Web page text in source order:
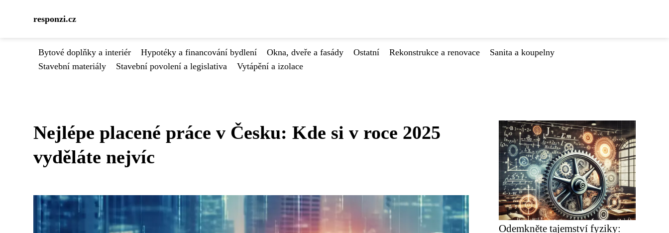
responzi.cz
Bytové doplňky a interiér Hypotéky a financování bydlení Okna, dveře a fasády Ostatní Rekonstrukce a renovace
Sanita a koupelny
Stavební materiály
Stavební povolení a legislativa Vytápění a izolace
Nejlépe placené práce v Česku: Kde si v roce 2025
vyděláte nejvíc
Odemkněte tajemství fyziky: